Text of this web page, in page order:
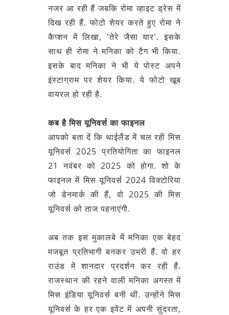
नजर आ रही हैं जबकि रोमा व्हाइट ड्रेस में
दिख रही हैं. फोटो शेयर करते हुए रोमा ने
कैप्शन में लिखा, 'तेरे जैसा यार'. इसके
साथ ही रोमा ने मनिका को टैग भी किया.
इसके बाद मनिका ने भी ये पोस्ट अपने
इंस्टाग्राम पर शेयर किया. ये फोटो खूब
वायरल हो रही है.
कब है मिस यूनिवर्स का फाइनल
आपको बता दें कि थाईलैंड में चल रही मिस
यूनिवर्स 2025 प्रतियोगिता का फाइनल
21 नवंबर को 2025 को होगा. शो के
फाइनल में मिस यूनिवर्स 2024 विक्टोरिया
जो डेनमार्क की हैं, वो 2025 की मिस
यूनिवर्स को ताज पहनाएंगी.
अब तक इस मुकालबे में मनिका एक बेहद
मजबूत प्रतिभागी बनकर उभरी हैं. वो हर
राउंड में शानदार प्रदर्शन कर रही हैं.
राजस्थान की रहने वाली मनिका अगस्त में
मिस इंडिया यूनिवर्स बनी थीं. उन्होंने मिस
यूनिवर्स के हर एक इवेंट में अपनी सुंदरता,